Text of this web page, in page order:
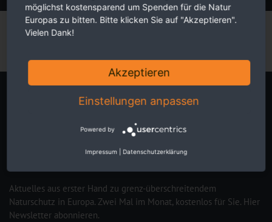
Newsletter
Aktuelles aus erster Hand zu grenz-überschreitendem
Naturschutz in Europa. Zwei Mal im Monat, kostenlos für Sie. Hier
Newsletter abonnieren.
möglichst kostensparend um Spenden für die Natur
Europas zu bitten. Bitte klicken Sie auf "Akzeptieren".
Vielen Dank!
Akzeptieren
Einstellungen anpassen
Powered by
Impressum Datenschutzerklärung